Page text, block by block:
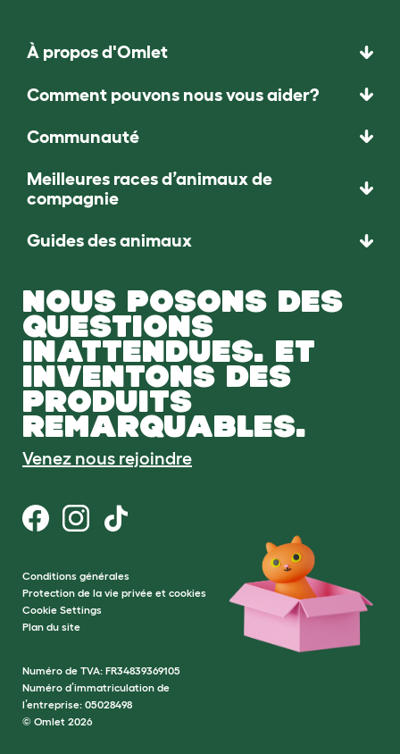
À propos d'Omlet
Comment pouvons nous vous aider?
Communauté
Meilleures races d’animaux de
compagnie
Guides des animaux
NOUS POSONS DES
QUESTIONS
INATTENDUES. ET
INVENTONS DES
PRODUITS
REMARQUABLES.
Venez nous rejoindre
Conditions générales
Protection de la vie privée et cookies
Cookie Settings
Plan du site
Numéro de TVA: FR34839369105
Numéro d’immatriculation de
l’entreprise: 05028498
© Omlet 2026